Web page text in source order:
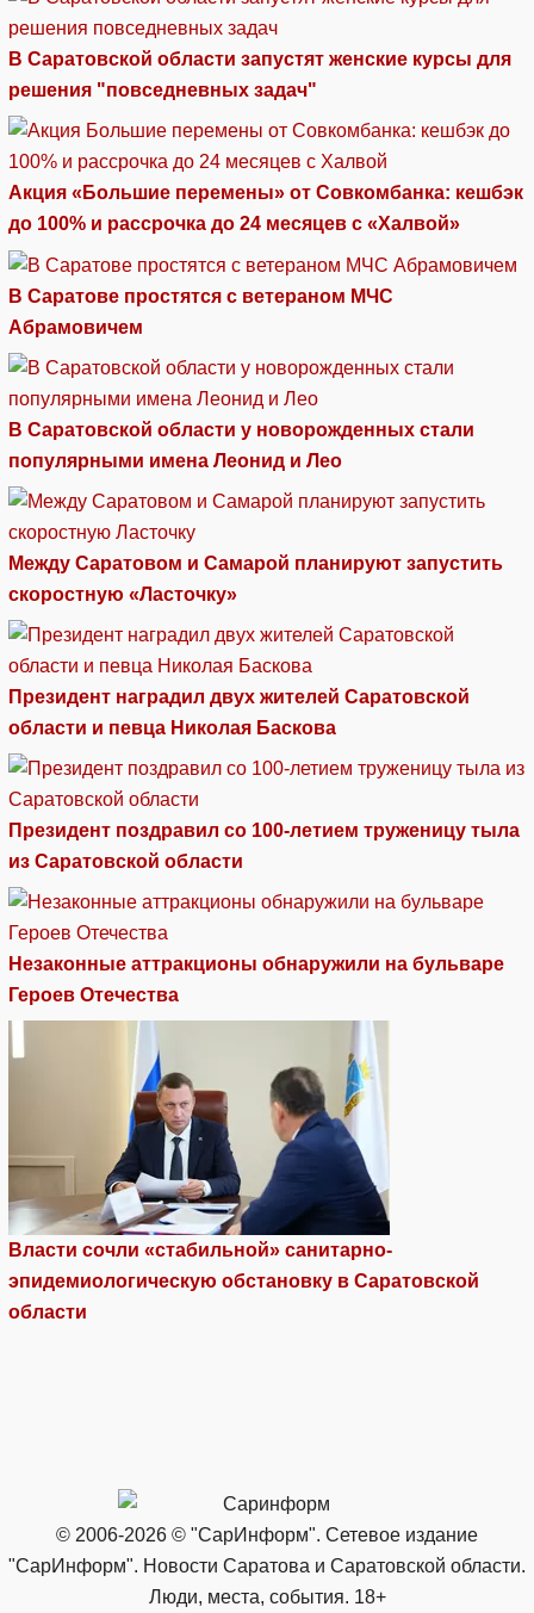
В Саратовской области запустят женские курсы для
решения "повседневных задач"
Акция «Большие перемены» от Совкомбанка: кешбэк
до 100% и рассрочка до 24 месяцев с «Халвой»
В Саратове простятся с ветераном МЧС
Абрамовичем
В Саратовской области у новорожденных стали
популярными имена Леонид и Лео
Между Саратовом и Самарой планируют запустить
скоростную «Ласточку»
Президент наградил двух жителей Саратовской
области и певца Николая Баскова
Президент поздравил со 100-летием труженицу тыла
из Саратовской области
Незаконные аттракционы обнаружили на бульваре
Героев Отечества
Власти сочли «стабильной» санитарно-
эпидемиологическую обстановку в Саратовской
области
© 2006-2026 © "СарИнформ". Сетевое издание
"СарИнформ". Новости Саратова и Саратовской области.
Люди, места, события. 18+